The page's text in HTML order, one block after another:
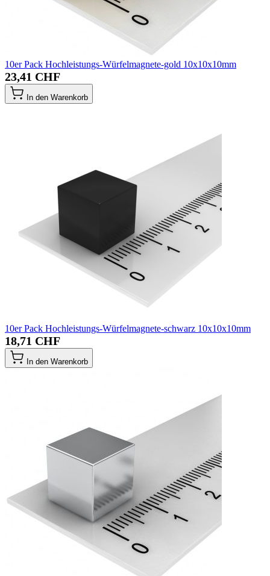
10er Pack Hochleistungs-Würfelmagnete-gold 10x10x10mm
23,41 CHF
In den Warenkorb
10er Pack Hochleistungs-Würfelmagnete-schwarz 10x10x10mm
18,71 CHF
In den Warenkorb